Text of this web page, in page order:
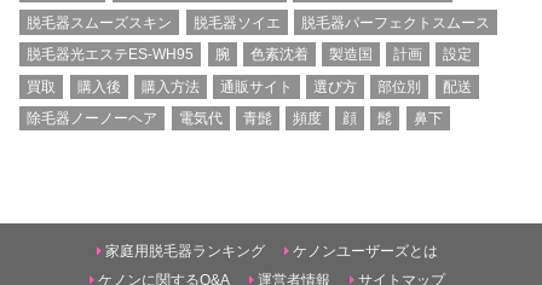
脱毛器スムーズスキン
脱毛器ソイエ
脱毛器パーフェクトスムース
脱毛器光エステES-WH95
腕 色素沈着 製造国 計画
設定
買取
購入後 購入方法 通販サイト 選び方 部位別
配送
除毛器ノーノーヘア
電気代 青髭 頻度 顔 髭 鼻下
家庭用脱毛器ランキング
ケノンユーザーズとは
ケノンに関するQ&A
運営者情報 サイトマップ